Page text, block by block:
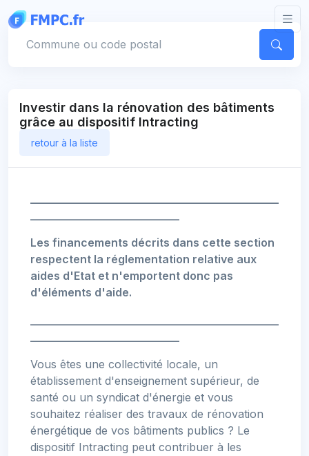
Investir dans la rénovation des bâtiments
grâce au dispositif Intracting
retour à la liste
Les financements décrits dans cette section
respectent la réglementation relative aux
aides d'Etat et n'emportent donc pas
d'éléments d'aide.
Vous êtes une collectivité locale, un
établissement d'enseignement supérieur, de
santé ou un syndicat d'énergie et vous
souhaitez réaliser des travaux de rénovation
énergétique de vos bâtiments publics ? Le
dispositif Intracting peut contribuer à les
Panneau de gestion des cookies